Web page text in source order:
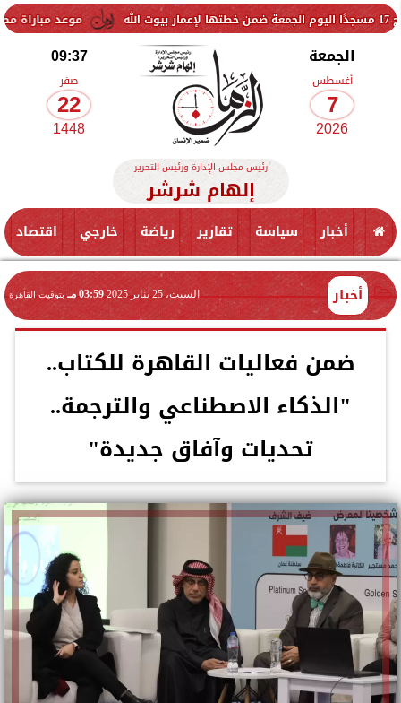
موعد مباراة مصر وإسبانيا في
الجمعة
أغسطس
7
2026
09:37
صفر
22
1448
رئيس مجلس الإدارة ورئيس التحرير
إلهام شرشر
أخبار سياسة تقارير رياضة خارجي اقتصاد
أخبار السبت، 25 يناير 2025 03:59 مـ بتوقيت القاهرة
ضمن فعاليات القاهرة للكتاب..
"الذكاء الاصطناعي والترجمة..
تحديات وآفاق جديدة"